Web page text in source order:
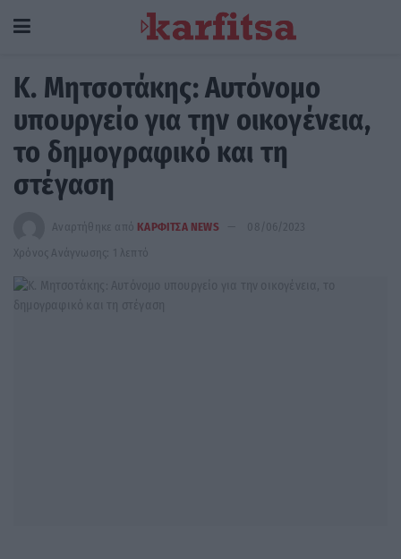
Κ. Μητσοτάκης: Αυτόνομο
υπουργείο για την οικογένεια,
το δημογραφικό και τη
στέγαση
Αναρτήθηκε από ΚΑΡΦΙΤΣΑ NEWS
08/06/2023
Χρόνος Ανάγνωσης: 1 λεπτό